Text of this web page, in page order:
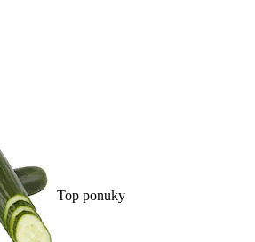
Top ponuky